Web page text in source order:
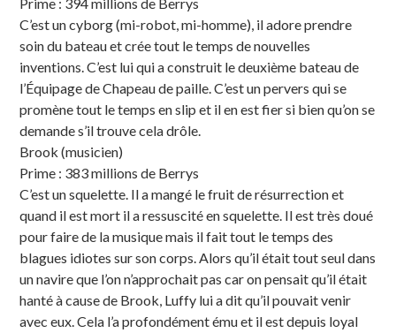
Prime : 394 millions de Berrys
C’est un cyborg (mi-robot, mi-homme), il adore prendre
soin du bateau et crée tout le temps de nouvelles
inventions. C’est lui qui a construit le deuxième bateau de
l’Équipage de Chapeau de paille. C’est un pervers qui se
promène tout le temps en slip et il en est fier si bien qu’on se
demande s’il trouve cela drôle.
Brook (musicien)
Prime : 383 millions de Berrys
C’est un squelette. Il a mangé le fruit de résurrection et
quand il est mort il a ressuscité en squelette. Il est très doué
pour faire de la musique mais il fait tout le temps des
blagues idiotes sur son corps. Alors qu’il était tout seul dans
un navire que l’on n’approchait pas car on pensait qu’il était
hanté à cause de Brook, Luffy lui a dit qu’il pouvait venir
avec eux. Cela l’a profondément ému et il est depuis loyal